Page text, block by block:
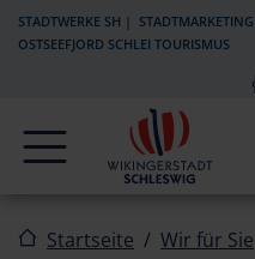
Zur Navigation springen
Zum Inhalt springen
STADTWERKE SH
OSTSEEFJORD SCHLEI TOURISMUS
Navigation
Startseite Wir für Sie